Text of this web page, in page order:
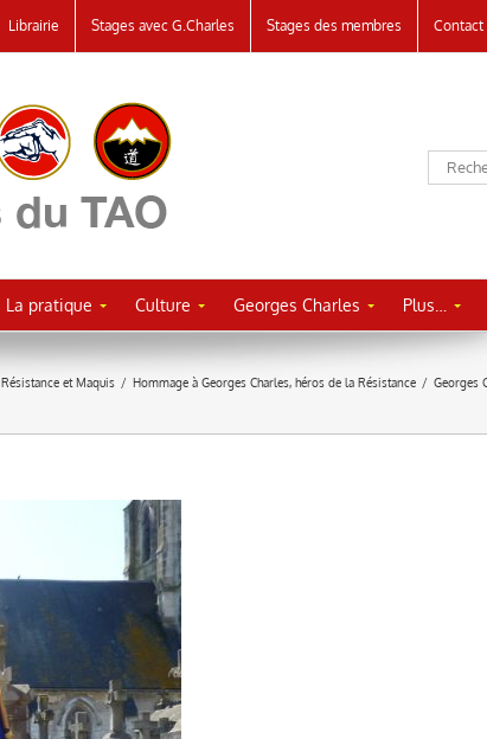
Librairie Stages avec G.Charles Stages des membres Contact
La pratique Culture Georges Charles Plus…
Résistance et Maquis / Hommage à Georges Charles, héros de la Résistance / Georges